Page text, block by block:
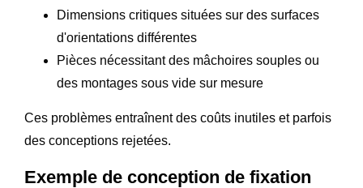
Dimensions critiques situées sur des surfaces
d'orientations différentes
Pièces nécessitant des mâchoires souples ou
des montages sous vide sur mesure
Ces problèmes entraînent des coûts inutiles et parfois
des conceptions rejetées.
Exemple de conception de fixation